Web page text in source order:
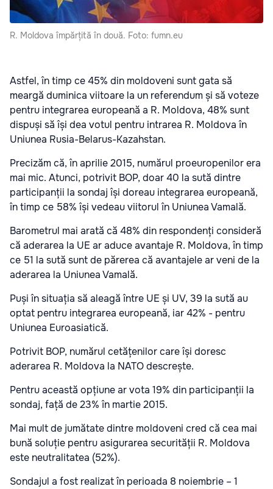
R. Moldova împărțită în două. Foto: fumn.eu
Astfel, în timp ce 45% din moldoveni sunt gata să
meargă duminica viitoare la un referendum și să voteze
pentru integrarea europeană a R. Moldova, 48% sunt
dispuși să își dea votul pentru intrarea R. Moldova în
Uniunea Rusia-Belarus-Kazahstan.
Precizăm că, în aprilie 2015, numărul proeuropenilor era
mai mic. Atunci, potrivit BOP, doar 40 la sută dintre
participanții la sondaj își doreau integrarea europeană,
în timp ce 58% își vedeau viitorul în Uniunea Vamală.
Barometrul mai arată că 48% din respondenți consideră
că aderarea la UE ar aduce avantaje R. Moldova, în timp
ce 51 la sută sunt de părerea că avantajele ar veni de la
aderarea la Uniunea Vamală.
Puși în situația să aleagă între UE și UV, 39 la sută au
optat pentru integrarea europeană, iar 42% - pentru
Uniunea Euroasiatică.
Potrivit BOP, numărul cetățenilor care își doresc
aderarea R. Moldova la NATO descrește.
Pentru această opțiune ar vota 19% din participanții la
sondaj, față de 23% în martie 2015.
Mai mult de jumătate dintre moldoveni cred că cea mai
bună soluție pentru asigurarea securității R. Moldova
este neutralitatea (52%).
Sondajul a fost realizat în perioada 8 noiembrie – 1